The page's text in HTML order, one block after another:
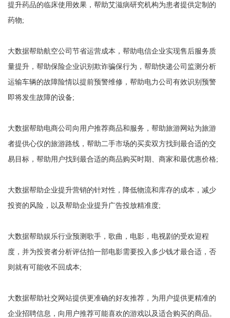
提升药品的临床使用效果，帮助艾滋病研究机构为患者提供定制的
药物;
大数据帮助航空公司节省运营成本，帮助电信企业实现售后服务质
量提升，帮助保险企业识别欺诈骗保行为，帮助快递公司监测分析
运输车辆的故障险情以提前预警维修，帮助电力公司有效识别预警
即将发生故障的设备;
大数据帮助电商公司向用户推荐商品和服务，帮助旅游网站为旅游
者提供心仪的旅游路线，帮助二手市场的买卖双方找到最合适的交
易目标，帮助用户找到最合适的商品购买时期、商家和最优惠价格;
大数据帮助企业提升营销的针对性，降低物流和库存的成本，减少
投资的风险，以及帮助企业提升广告投放精准度;
大数据帮助娱乐行业预测歌手，歌曲，电影，电视剧的受欢迎程
度，并为投资者分析评估拍一部电影需要投入多少钱才最合适，否
则就有可能收不回成本;
大数据帮助社交网站提供更准确的好友推荐，为用户提供更精准的
企业招聘信息，向用户推荐可能喜欢的游戏以及适合购买的商品。